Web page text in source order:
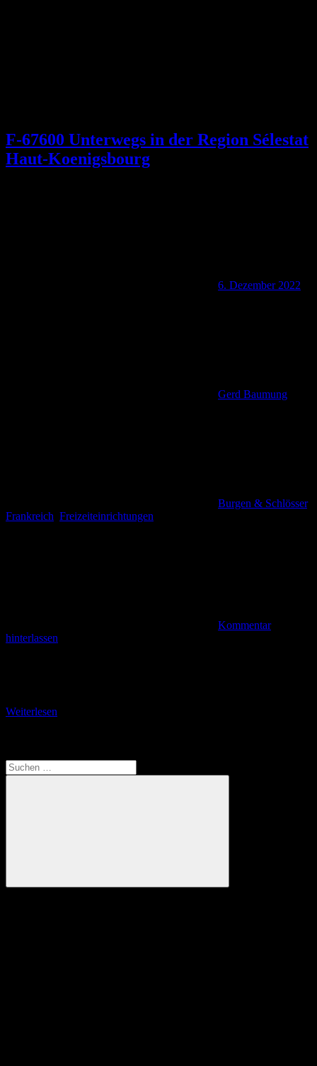
F-67600 Unterwegs in der Region Sélestat
Haut-Koenigsbourg
6. Dezember 2022
Gerd Baumung
Burgen & Schlösser,
Frankreich Freizeiteinrichtungen
Kommentar
hinterlassen
Weiterlesen
Suchen
nach:
Suchen